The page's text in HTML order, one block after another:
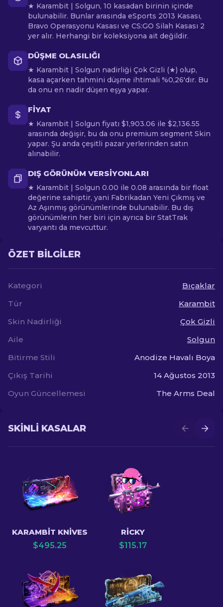
★ Karambit | Solgun, 10 kasadan birinin içinde
bulunabilir. Bunlar arasında eSports 2013 Kasası,
Bravo Operasyonu Kasası ve CS:GO Silah Kasası 2
yer alır. Herhangi bir koleksiyona ait değildir.
DÜŞME OLASILIĞI
★ Karambit | Solgun nadirliği Çok Gizli (★) olup,
kasa açarken tahmini düşme ihtimali %0,26'dır. Bu
da onu en nadir düşen eşya yapar.
FIYAT
★ Karambit | Solgun fiyatı $1,903.06 ile $2,136.55
arasında değişir, bu da onu premium segment Skin
yapar. Şu anda çeşitli pazar yerlerinden satın
alınabilir.
DIŞ GÖRÜNÜM VERSIYONLARI
★ Karambit | Solgun 0.00 ile 0.08 arasında bir float
değerine sahiptir, yani Fabrikadan Yeni Çıkmış ve
Az Aşınmış görünümlerinde bulunabilir. Bu dış
görünümlerin her biri için ayrıca bir StatTrak
varyantı da mevcuttur.
ÖZET BILGILER
Kategori
Bıçaklar
Tür
Karambit
Skin Nadirliği
Çok Gizli
Aile
Solgun
Bitirme Stili
Anodize Havalı Boya
Çıkış Tarihi
14 Ağustos 2013
Oyun Güncellemesi
The Arms Deal
SKINLI KASALAR
KARAMBIT KNIVES
$495.25
RICKY
$115.17